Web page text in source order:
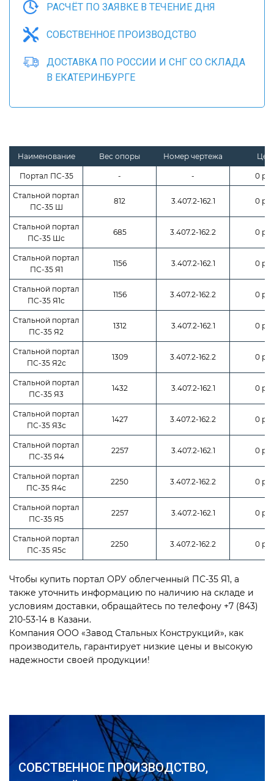
РАСЧЁТ ПО ЗАЯВКЕ В ТЕЧЕНИЕ ДНЯ
СОБСТВЕННОЕ ПРОИЗВОДСТВО
ДОСТАВКА ПО РОССИИ И СНГ СО СКЛАДА
В ЕКАТЕРИНБУРГЕ
Наименование Вес опоры Номер чертежа
Портал ПС-35 - - 0
Стальной портал
ПС-35 Ш
812 3.407.2-162.1 0
Стальной портал
ПС-35 Шс
685 3.407.2-162.2 0
Стальной портал
ПС-35 Я1
1156 3.407.2-162.1 0
Стальной портал
ПС-35 Я1с
1156 3.407.2-162.2 0
Стальной портал
ПС-35 Я2
1312 3.407.2-162.1 0
Стальной портал
ПС-35 Я2с
1309 3.407.2-162.2 0
Стальной портал
ПС-35 Я3
1432 3.407.2-162.1 0
Стальной портал
ПС-35 Я3с
1427 3.407.2-162.2 0
Стальной портал
ПС-35 Я4
2257 3.407.2-162.1 0
Стальной портал
ПС-35 Я4с
2250 3.407.2-162.2 0
Стальной портал
ПС-35 Я5
2257 3.407.2-162.1 0
Стальной портал
ПС-35 Я5с
2250 3.407.2-162.2 0
Чтобы купить портал ОРУ облегченный ПС-35 Я1, а
также уточнить информацию по наличию на складе и
условиям доставки, обращайтесь по телефону +7 (843)
210-53-14 в Казани.
Компания ООО «Завод Стальных Конструкций», как
производитель, гарантирует низкие цены и высокую
надежности своей продукции!
СОБСТВЕННОЕ ПРОИЗВОДСТВО,